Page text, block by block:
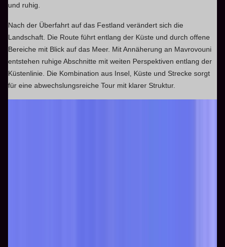
und ruhig.
Nach der Überfahrt auf das Festland verändert sich die
Landschaft. Die Route führt entlang der Küste und durch offene
Bereiche mit Blick auf das Meer. Mit Annäherung an Mavrovouni
entstehen ruhige Abschnitte mit weiten Perspektiven entlang der
Küstenlinie. Die Kombination aus Insel, Küste und Strecke sorgt
für eine abwechslungsreiche Tour mit klarer Struktur.